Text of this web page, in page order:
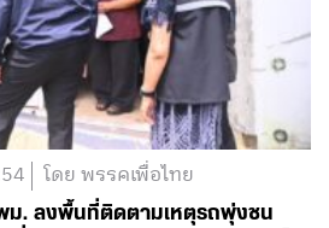
โดย พรรคเพื่อไทย
พม. ลงพื้นที่ติดตามเหตุรถพุ่งชน